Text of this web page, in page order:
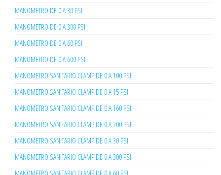
MANOMETRO DE 0 A 30 PSI
MANOMETRO DE 0 A 300 PSI
MANOMETRO DE 0 A 60 PSI
MANOMETRO DE 0 A 600 PSI
MANOMETRO SANITARIO CLAMP DE 0 A 100 PSI
MANOMETRO SANITARIO CLAMP DE 0 A 15 PSI
MANOMETRO SANITARIO CLAMP DE 0 A 160 PSI
MANOMETRO SANITARIO CLAMP DE 0 A 200 PSI
MANOMETRO SANITARIO CLAMP DE 0 A 30 PSI
MANOMETRO SANITARIO CLAMP DE 0 A 300 PSI